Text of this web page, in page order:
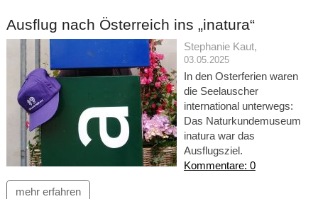
Ausflug nach Österreich ins „inatura“
Stephanie Kaut,
03.05.2025
In den Osterferien waren
die Seelauscher
international unterwegs:
Das Naturkundemuseum
inatura war das
Ausflugsziel.
Kommentare: 0
mehr erfahren